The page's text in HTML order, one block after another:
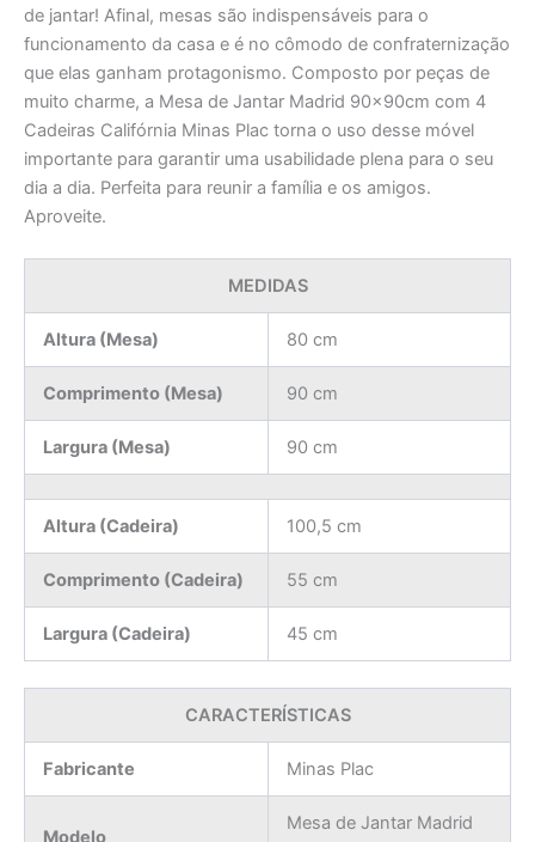
de jantar! Afinal, mesas são indispensáveis para o
funcionamento da casa e é no cômodo de confraternização
que elas ganham protagonismo. Composto por peças de
muito charme, a Mesa de Jantar Madrid 90x90cm com 4
Cadeiras Califórnia Minas Plac torna o uso desse móvel
importante para garantir uma usabilidade plena para o seu
dia a dia. Perfeita para reunir a família e os amigos.
Aproveite.
MEDIDAS
Altura (Mesa) 80 cm
Comprimento (Mesa) 90 cm
Largura (Mesa) 90 cm
Altura (Cadeira) 100,5 cm
Comprimento (Cadeira) 55 cm
Largura (Cadeira) 45 cm
CARACTERÍSTICAS
Fabricante Minas Plac
Modelo
Mesa de Jantar Madrid